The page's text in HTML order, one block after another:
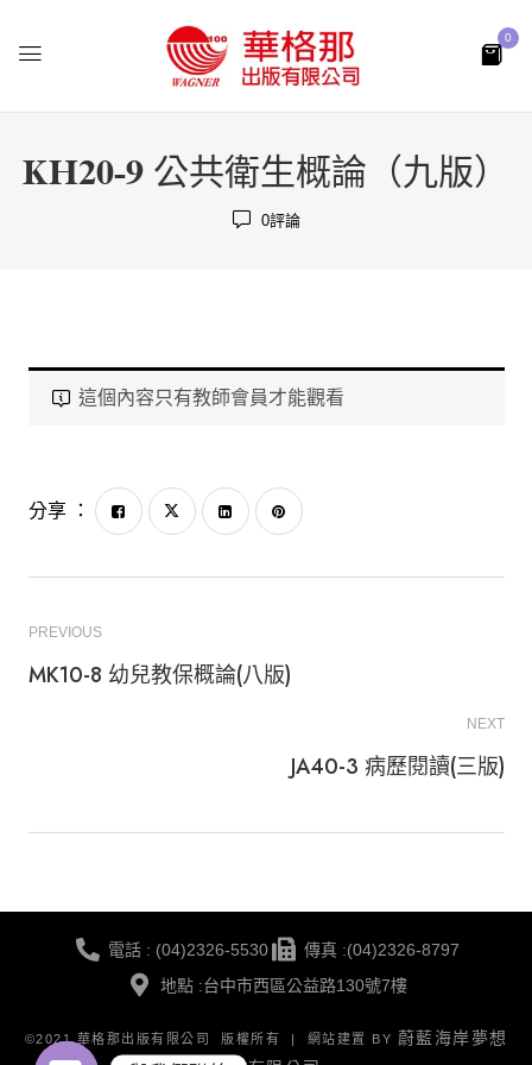
0
KH20-9 公共衛生概論（九版）
0評論
這個內容只有教師會員才能觀看
分享 ：
PREVIOUS
MK10-8 幼兒教保概論(八版)
NEXT
JA40-3 病歷閱讀(三版)
電話 : (04)2326-5530
傳真 :(04)2326-8797
地點 :台中市西區公益路130號7樓
©2021 華格那出版有限公司 版權所有 | 網站建置 BY 蔚藍海岸夢想